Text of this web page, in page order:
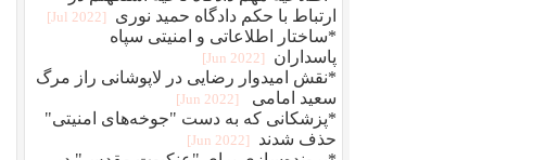
ارتباط با حکم دادگاه حمید نوری
[2022 Jul]
*ساختار اطلاعاتی و امنیتی سپاه
پاسداران
[2022 Jun]
*نقش امیدوار رضایی در لاپوشانی راز مرگ
سعید امامی
[2022 Jun]
*پزشکانی که به دست "جوخه‌های امنیتی"
حذف شدند
[2022 Jun]